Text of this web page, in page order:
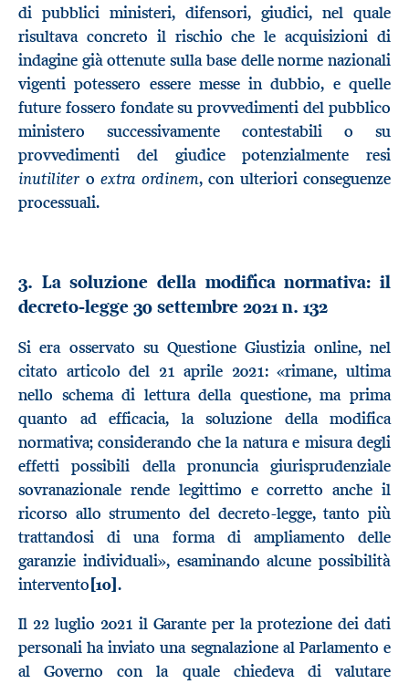
di pubblici ministeri, difensori, giudici, nel quale
risultava concreto il rischio che le acquisizioni di
indagine già ottenute sulla base delle norme nazionali
vigenti potessero essere messe in dubbio, e quelle
future fossero fondate su provvedimenti del pubblico
ministero successivamente contestabili o su
provvedimenti del giudice potenzialmente resi
inutiliter o extra ordinem, con ulteriori conseguenze
processuali.
3. La soluzione della modifica normativa: il
decreto-legge 30 settembre 2021 n. 132
Si era osservato su Questione Giustizia online, nel
citato articolo del 21 aprile 2021: «rimane, ultima
nello schema di lettura della questione, ma prima
quanto ad efficacia, la soluzione della modifica
normativa; considerando che la natura e misura degli
effetti possibili della pronuncia giurisprudenziale
sovranazionale rende legittimo e corretto anche il
ricorso allo strumento del decreto-legge, tanto più
trattandosi di una forma di ampliamento delle
garanzie individuali», esaminando alcune possibilità
intervento [10].
Il 22 luglio 2021 il Garante per la protezione dei dati
personali ha inviato una segnalazione al Parlamento e
al Governo con la quale chiedeva di valutare